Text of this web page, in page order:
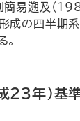
易遡及（
成の四半期
。
23年）基